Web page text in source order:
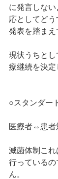
に発言しな
応としてど
発表を踏まえ
現状うちと
療継続を決定
○スタンダー
医療者⇔患者
滅菌体制これ
行っている
ん。